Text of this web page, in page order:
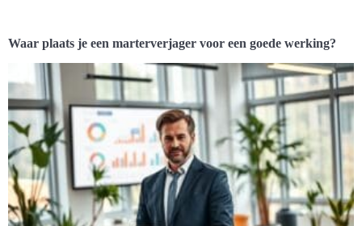
Waar plaats je een marterverjager voor een goede werking?